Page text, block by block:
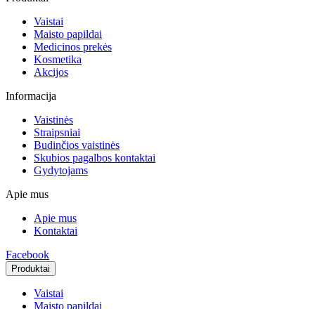
Vaistai
Maisto papildai
Medicinos prekės
Kosmetika
Akcijos
Informacija
Vaistinės
Straipsniai
Budinčios vaistinės
Skubios pagalbos kontaktai
Gydytojams
Apie mus
Apie mus
Kontaktai
Facebook
Produktai
Vaistai
Maisto papildai